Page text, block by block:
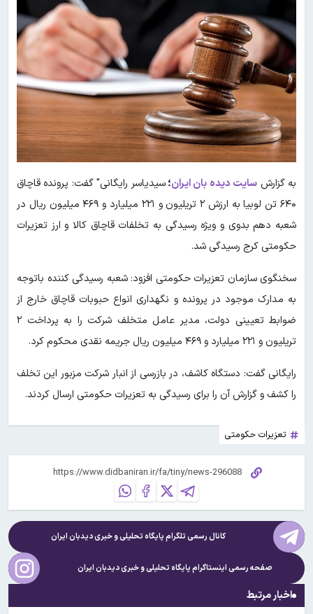
به گزارش سایت دیده بان ایران؛سیدیاسر رایگانی" گفت: پرونده قاچاق
۶۴۰ تن لوبیا به ارزش ۲ تریلیون و ۲۲۱ میلیارد و ۴۶۹ میلیون ریال در
شعبه دهم بدوی و ویژه رسیدگی به تخلفات قاچاق کالا و ارز تعزیرات
حکومتی کرج رسیدگی شد.
سخنگوی سازمان تعزیرات حکومتی افزود: شعبه رسیدگی کننده باتوجه
به مدارک موجود در پرونده و نگهداری انواع حبوبات قاچاق خارج از
ضوابط تعیینی دولت، مدیر عامل متخلف شرکت را به پرداخت ۲
تریلیون و ۲۲۱ میلیارد و ۴۶۹ میلیون ریال جریمه نقدی محکوم کرد.
رایگانی گفت: دستگاه کاشف، در بازرسی از انبار شرکت مزبور این تخلف
را کشف و گزارش آن را برای رسیدگی به تعزیرات حکومتی ارسال کردند.
تعزیرات حکومتی
کانال رسمی تلگرام پایگاه تحلیلی و خبریدیدبان ایران
صفحه رسمی اینستاگرام پایگاه تحلیلی و خبریدیدبان ایران
اخبار مرتبط